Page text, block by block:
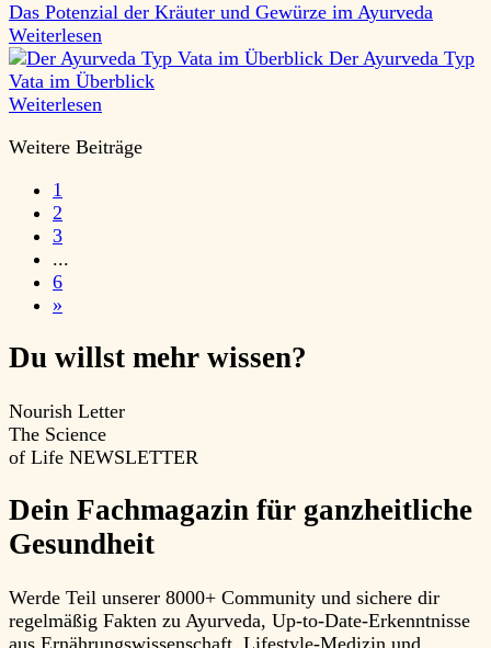
Das Potenzial der Kräuter und Gewürze im Ayurveda
Weiterlesen
Der Ayurveda Typ
Vata im Überblick
Weiterlesen
Weitere Beiträge
1
2
3
...
6
»
Du willst mehr wissen?
Nourish Letter
The Science
of Life NEWSLETTER
Dein Fachmagazin für ganzheitliche
Gesundheit
Werde Teil unserer 8000+ Community und sichere dir
regelmäßig Fakten zu Ayurveda, Up-to-Date-Erkenntnisse
aus Ernährungswissenschaft, Lifestyle-Medizin und